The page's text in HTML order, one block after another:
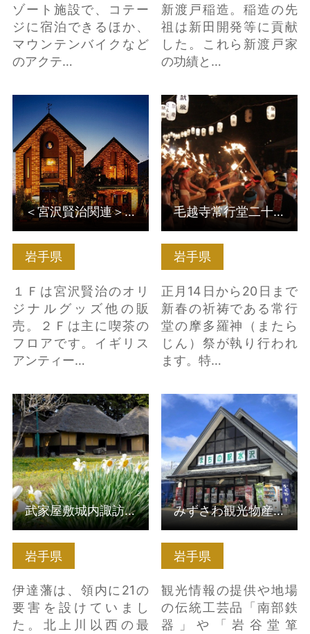
ゾート施設で、コテー
ジに宿泊できるほか、
マウンテンバイクなど
のアクテ…
新渡戸稲造。稲造の先
祖は新田開発等に貢献
した。これら新渡戸家
の功績と…
岩手県
１Ｆは宮沢賢治のオリ
ジナルグッズ他の販
売。２Ｆは主に喫茶の
フロアです。イギリス
アンティー…
＜宮沢賢治関連＞林風
舎 の詳細はこちら
＜宮沢賢治関連＞林風舎
岩手県
正月14日から20日まで
新春の祈祷である常行
堂の摩多羅神（またら
じん）祭が執り行われ
ます。特…
毛越寺常行堂二十日夜
祭 の詳細はこちら
毛越寺常行堂二十日夜祭
岩手県
伊達藩は、領内に21の
要害を設けていまし
た。北上川以西の最
武家屋敷城内諏訪小路
（国選定 金ケ崎町城
内諏訪小路重要伝統…
の詳細はこちら
武家屋敷城内諏訪小路（国選定 金ケ崎町城内諏訪小路重要伝統…
岩手県
観光情報の提供や地場
の伝統工芸品「南部鉄
器」や「岩谷堂箪
みずさわ観光物産セン
ター の詳細はこちら
みずさわ観光物産センター